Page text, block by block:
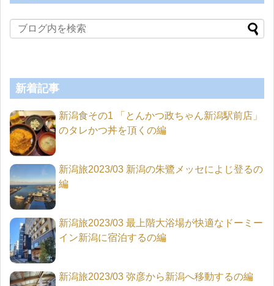
新着記事
新潟食その1 「とんかつ政ちゃん新潟駅前店」
のタレかつ丼を頂くの編
新潟旅2023/03 新潟の朱鷺メッセによじ登るの
編
新潟旅2023/03 最上階大浴場が快適なドーミー
イン新潟に宿泊するの編
新潟旅2023/03 弥彦から新潟へ移動するの編